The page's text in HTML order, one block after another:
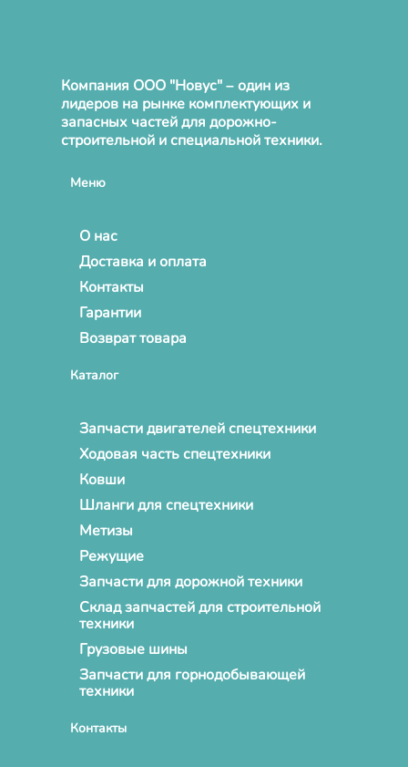
Компания ООО "Новус" – один из
лидеров на рынке комплектующих и
запасных частей для дорожно-
строительной и специальной техники.
Меню
О нас
Доставка и оплата
Контакты
Гарантии
Возврат товара
Каталог
Запчасти двигателей спецтехники
Ходовая часть спецтехники
Ковши
Шланги для спецтехники
Метизы
Режущие
Запчасти для дорожной техники
Склад запчастей для строительной
техники
Грузовые шины
Запчасти для горнодобывающей
техники
Контакты